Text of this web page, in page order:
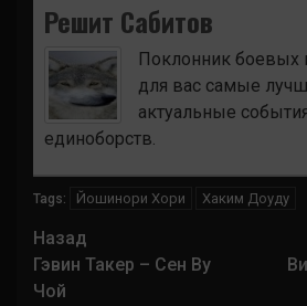
Решит Сабитов
Поклонник боевых
для вас самые
актуальные
единоборств.
Tags: Йошинори Хори Хаким Доуду
Навигация
записи
Назад
Гэвин Такер – Сен Ву
Чой